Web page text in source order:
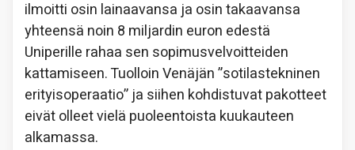
ilmoitti osin lainaavansa ja osin takaavansa
yhteensä noin 8 miljardin euron edestä
Uniperille rahaa sen sopimusvelvoitteiden
kattamiseen. Tuolloin Venäjän ”sotilastekninen
erityisoperaatio” ja siihen kohdistuvat pakotteet
eivät olleet vielä puoleentoista kuukauteen
alkamassa.